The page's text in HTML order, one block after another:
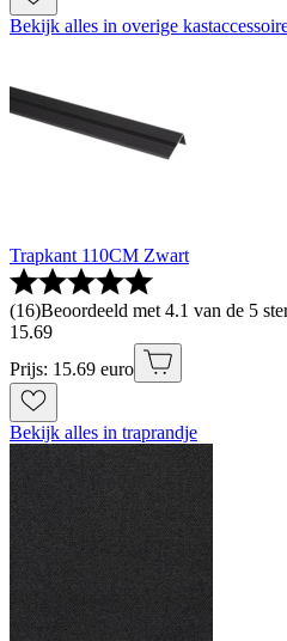
Bekijk alles in overige
Trapkant 110CM Zwart
(16)Beoordeeld met 4.1 van de 5
15.69
Prijs: 15.69 euro
Bekijk alles in traprandje